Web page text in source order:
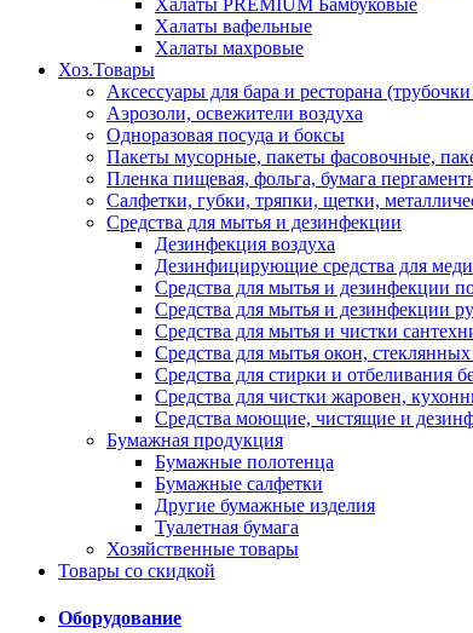
Халаты PREMIUM Бамбуковые
Халаты вафельные
Халаты махровые
Хоз.Товары
Аксессуары для бара и ресторана
Аэрозоли, освежители воздуха
Одноразовая посуда и боксы
Пакеты мусорные, пакеты фасовочные,
Пленка пищевая, фольга, бумага
Салфетки, губки, тряпки, щетки,
Средства для мытья и дезинфекции
Дезинфекция воздуха
Дезинфицирующие средства для
Средства для мытья и дезинфекции
Средства для мытья и дезинфекции
Средства для мытья и чистки
Средства для мытья окон,
Средства для стирки и отбеливания
Средства для чистки жаровен,
Средства моющие, чистящие и
Бумажная продукция
Бумажные полотенца
Бумажные салфетки
Другие бумажные изделия
Туалетная бумага
Хозяйственные товары
Товары со скидкой
Оборудование